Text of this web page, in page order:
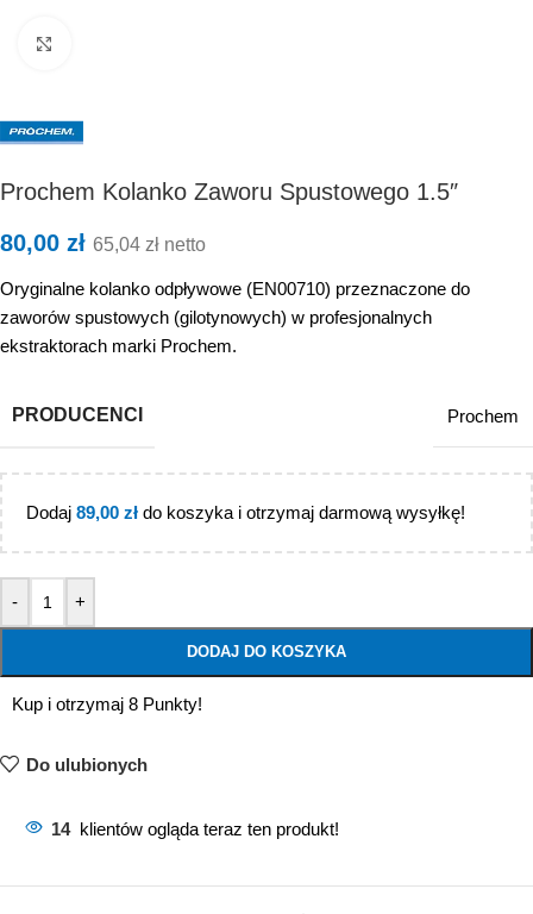
Prochem Kolanko Zaworu Spustowego 1.5″
80,00 zł 65,04 zł netto
Oryginalne kolanko odpływowe (EN00710) przeznaczone do
zaworów spustowych (gilotynowych) w profesjonalnych
ekstraktorach marki Prochem.
PRODUCENCI Prochem
Dodaj 89,00 zł do koszyka i otrzymaj darmową wysyłkę!
- +
DODAJ DO KOSZYKA
Kup i otrzymaj 8 Punkty!
Do ulubionych
14 klientów ogląda teraz ten produkt!